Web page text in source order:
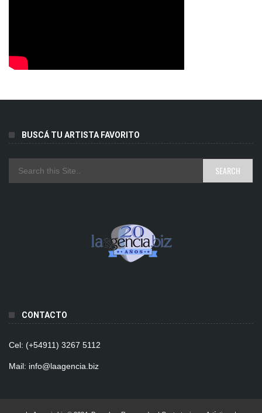
BUSCÁ TU ARTISTA FAVORITO
CONTACTO
Cel: (+54911) 3267 5112
Mail: info@laagencia.biz